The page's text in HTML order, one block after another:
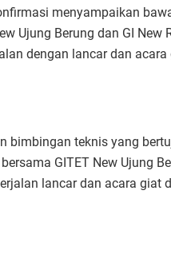
menyampaikan
Ujung Berung dan GI New
dengan lancar dan
bimbingan teknis yang
GITET New Ujung
lancar dan acara giat